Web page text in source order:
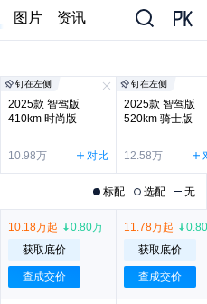
图片 资讯
钉在左侧
2025款 智驾版
410km 时尚版
10.98万 对比
钉在左侧
2025款 智驾版
520km 骑士版
12.58万
标配 选配 无
10.18万起
0.80万
获取底价
查成交价
11.78万起
获取底价
查成交价